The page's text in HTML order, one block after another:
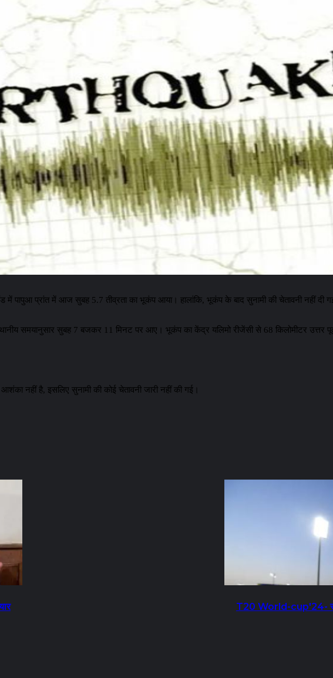
प्रांत में आज सुबह 5.7 तीव्रता का भूकंप आया। हालांकि, भूकंप के बाद सुनामी की चेतावनी नहीं दी
समयानुसार सुबह 7 बजकर 11 मिनट पर आए। भूकंप का केंद्र यलिमो रीजेंसी से 68 किलोमीटर उत्तर
नहीं है, इसलिए सुनामी की कोई चेतावनी जारी नहीं की गई।
T20 World-cup'24-